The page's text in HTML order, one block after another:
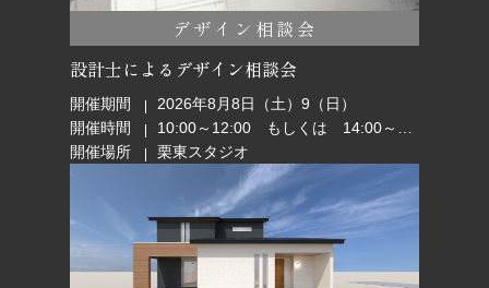
デザイン相談会
設計士によるデザイン相談会
開催期間
2026年8月8日（土）9（日）
開催時間
10:00～12:00 もしくは 14:00～16:00
開催場所
栗東スタジオ